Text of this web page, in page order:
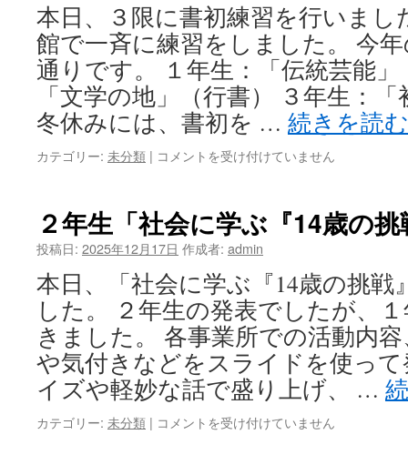
本日、３限に書初練習を行いまし
館で一斉に練習をしました。 今
通りです。 １年生：「伝統芸能
「文学の地」（行書） ３年生：
冬休みには、書初を … 続きを読
カテゴリー: 未分類 | 書
習
は
コメントを受け付けていません
２年生「社会に学ぶ『14歳の
投稿日: 2025年12月17日 作成者: admin
本日、「社会に学ぶ『14歳の挑戦
した。 ２年生の発表でしたが、
きました。 各事業所での活動内
や気付きなどをスライドを使っ
イズや軽妙な話で盛り上げ、 …
カテゴリー: 未分類 | ２
コメントを受け付けていません